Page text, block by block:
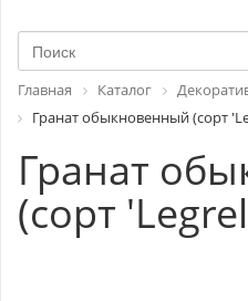
Главная Каталог
Гранат обыкновенный (сорт
Гранат
(сорт